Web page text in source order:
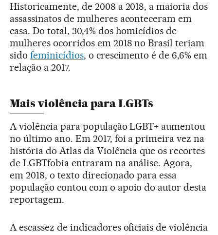
Historicamente, de 2008 a 2018, a maioria dos
assassinatos de mulheres aconteceram em
casa. Do total, 30,4% dos homicídios de
mulheres ocorridos em 2018 no Brasil teriam
sido feminicídios, o crescimento é de 6,6% em
relação a 2017.
Mais violência para LGBTs
A violência para população LGBT+ aumentou
no último ano. Em 2017, foi a primeira vez na
história do Atlas da Violência que os recortes
de LGBTfobia entraram na análise. Agora,
em 2018, o texto direcionado para essa
população contou com o apoio do autor desta
reportagem.
A escassez de indicadores oficiais de violência